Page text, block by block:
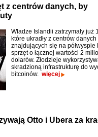
z centrów danych, by
Władze Islandii zatrzymały już
które ukradły z centrów danych
znajdujących się na półwyspie
sprzęt o łącznej wartości 2
dolarów. Złodzieje
skradzioną infrastrukturę do
bitcoinów. więcej
Otto i Ubera za